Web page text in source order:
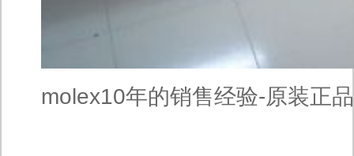
molex10年的销售经验-原装正